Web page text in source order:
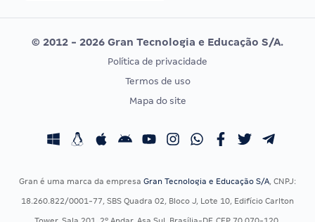
Editais publicados
Vunesp
CONCURSOS POR PROFISSÃO
Concursos Fiscais
Concursos Saúde
EXAME DE ORDEM
Calendário OAB
© 2012 - 2026 Gran Tecnologia e Educação S/A.
Política de privacidade
Termos de uso
Mapa do site
Gran é uma marca da empresa Gran Tecnologia e Educação S/A, CNPJ:
18.260.822/0001-77, SBS Quadra 02, Bloco J, Lote 10, Edifício Carlton